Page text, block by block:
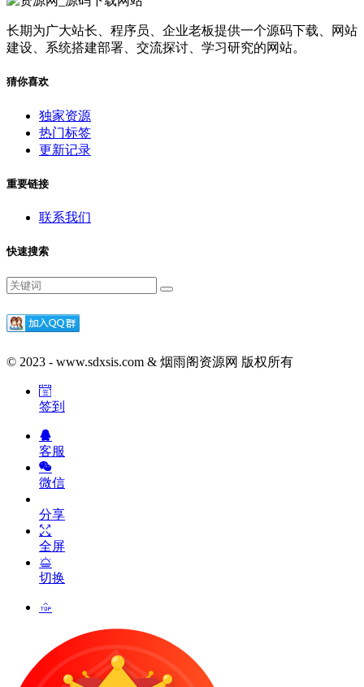
长期为广大站长、程序员、企业老板提供一个源码下载、网站
建设、系统搭建部署、交流探讨、学习研究的网站。
猜你喜欢
独家资源
热门标签
更新记录
重要链接
联系我们
快速搜索
© 2023 - www.sdxsis.com & 烟雨阁资源网 版权所有
签到
客服
微信
分享
全屏
切换